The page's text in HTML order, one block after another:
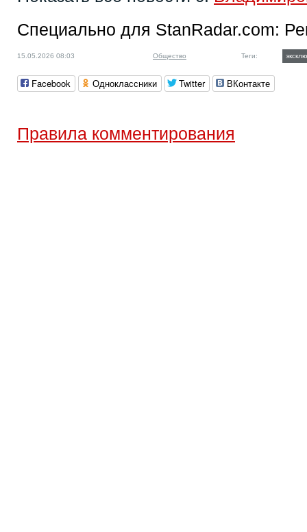
Специально для StanRadar.com:
15.05.2026 08:03 Общество Теги:
Facebook Одноклассники Twitter ВКонтакте
Правила комментирования